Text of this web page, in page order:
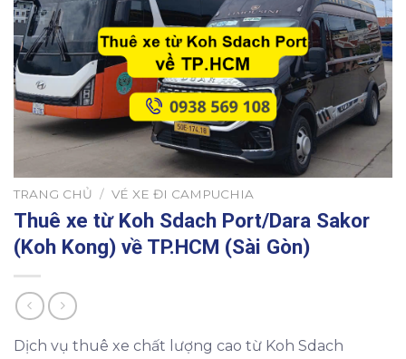
TRANG CHỦ / VÉ XE ĐI CAMPUCHIA
Thuê xe từ Koh Sdach Port/Dara Sakor
(Koh Kong) về TP.HCM (Sài Gòn)
Dịch vụ thuê xe chất lượng cao từ Koh Sdach